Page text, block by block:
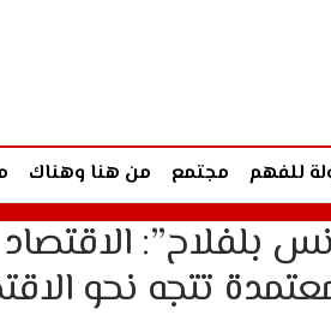
للفهم مجتمع من هنا وهناك
بلفلاح”:
تتجه نحو